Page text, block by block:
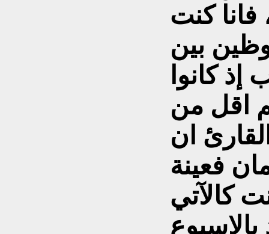
فانا كنت
بين
إذ كانوا
اقل من
ان
فعينة